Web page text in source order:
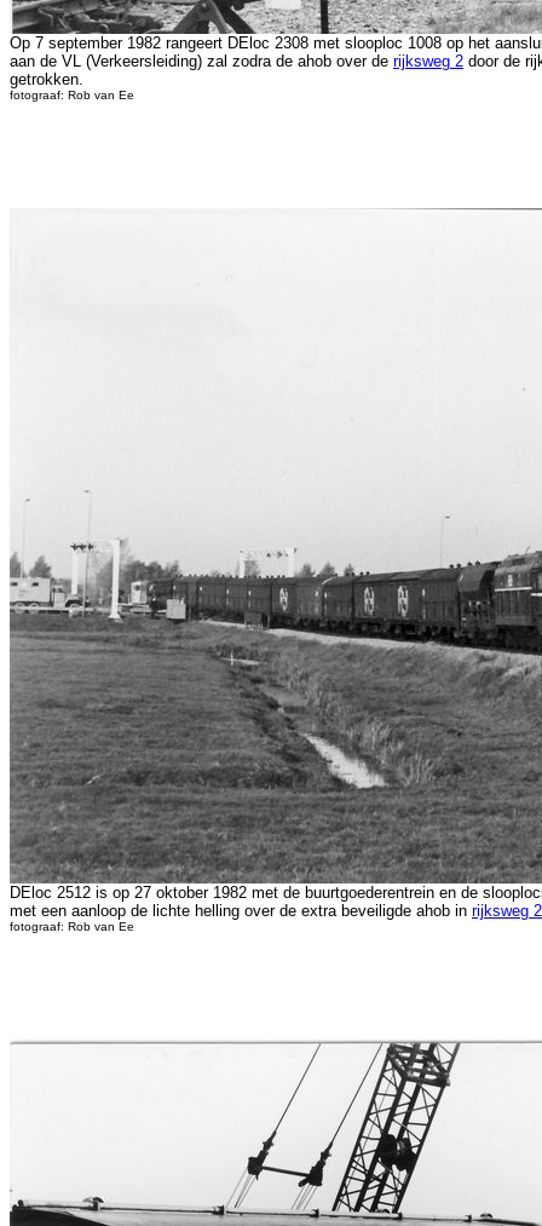
Op 7 september 1982 rangeert DEloc 2308 met slooploc 1008 op het
aan de VL (Verkeersleiding) zal zodra de ahob over de rijksweg 2 door de
getrokken.
fotograaf: Rob van Ee
DEloc 2512 is op 27 oktober 1982 met de buurtgoederentrein en de
met een aanloop de lichte helling over de extra beveiligde ahob in rijksweg 2
fotograaf: Rob van Ee